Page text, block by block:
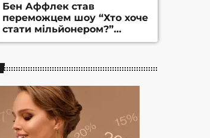
Бен Аффлек став
переможцем шоу “Хто хоче
стати мільйонером?”
(ВІДЕО)